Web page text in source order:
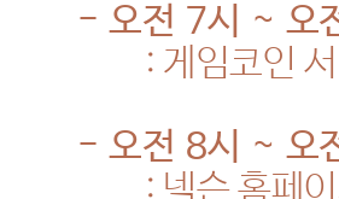
-오전 7시 ~ 오
: 게임코인
-오전 8시 ~ 오
: 넥슨 홈페